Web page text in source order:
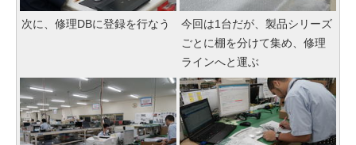
次に、修理DBに登録を行なう
今回は1台だが、製品シリーズ
ごとに棚を分けて集め、修理
ラインへと運ぶ